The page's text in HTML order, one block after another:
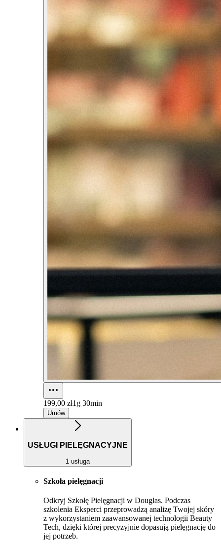
199,00 zł1g 30min
Umów
USŁUGI PIELĘGNACYJNE
1 usługa
Szkoła pielęgnacji
Odkryj Szkołę Pielęgnacji w Douglas. Podczas
szkolenia Eksperci przeprowadzą analizę Twojej skóry
z wykorzystaniem zaawansowanej technologii Beauty
Tech, dzięki której precyzyjnie dopasują pielęgnację do
jej potrzeb.